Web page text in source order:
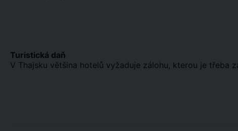
Turistická daň
V Thajsku většina hotelů vyžaduje zálohu, kterou je třeba